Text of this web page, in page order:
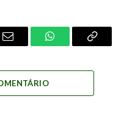
Email WhatsAppCopy